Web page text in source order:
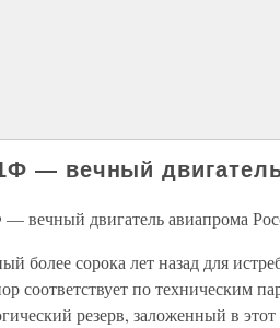
— вечный
вечный двигатель авиапрома
более сорока лет назад для
соответствует по техническим
резерв, заложенный в